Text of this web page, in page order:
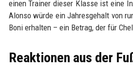
einen Trainer dieser Klasse ist eine
Alonso würde ein Jahresgehalt von
Boni erhalten – ein Betrag, der für
Reaktionen aus der